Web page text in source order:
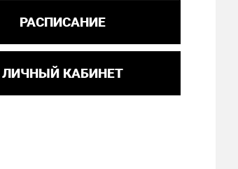
РАСПИСАНИЕ
ЛИЧНЫЙ КАБИНЕТ